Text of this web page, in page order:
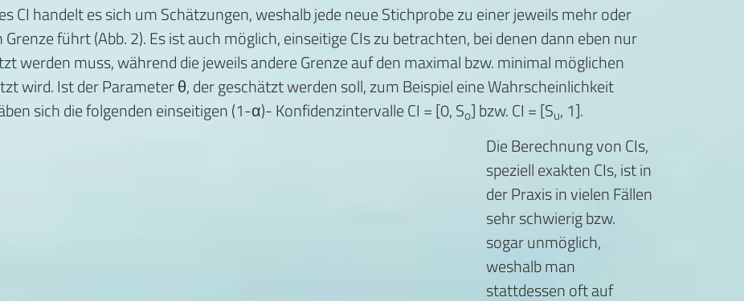
CI handelt es sich um Schätzungen, weshalb jede neue Stichprobe zu einer jeweils mehr oder
führt (Abb. 2). Es ist auch möglich, einseitige CIs zu betrachten, bei denen dann eben nur
werden muss, während die jeweils andere Grenze auf den maximal bzw. minimal möglichen
wird. Ist der Parameter θ, der geschätzt werden soll, zum Beispiel eine Wahrscheinlichkeit
sich die folgenden einseitigen (1-α)- Konfidenzintervalle CI = [0, So] bzw. CI = [Su, 1].
Die Berechnung von CIs,
speziell exakten CIs, ist in
der Praxis in vielen Fällen
sehr schwierig bzw.
sogar unmöglich,
weshalb man
stattdessen oft auf